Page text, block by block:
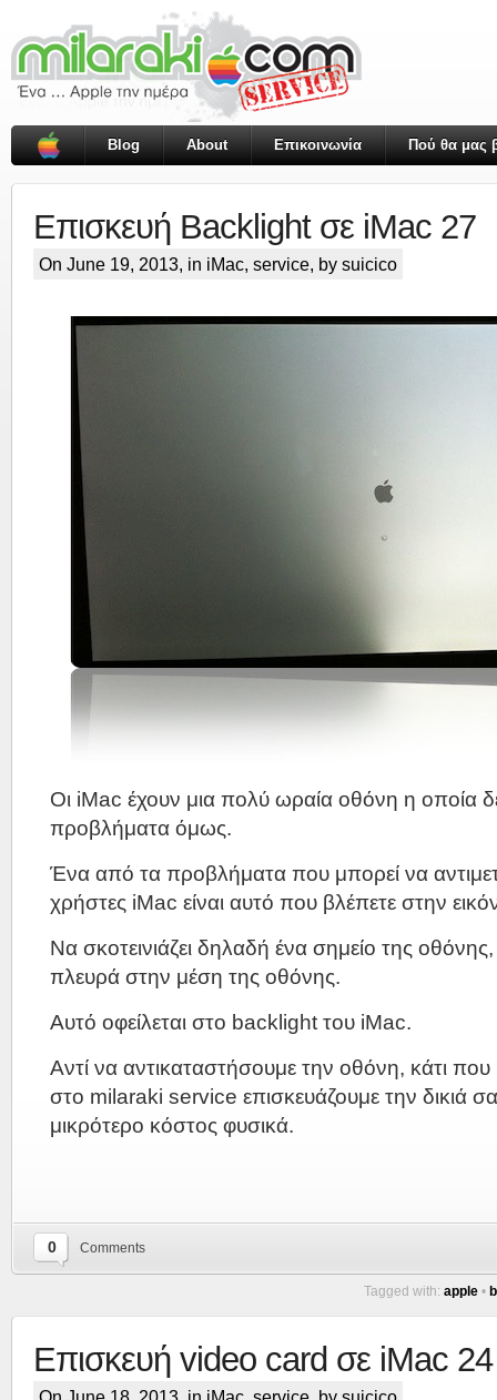
Blog About Επικοινωνία Πού θα μας
Επισκευή Backlight σε iMac 27
On June 19, 2013, in iMac, service, by suicico
Οι iMac έχουν μια πολύ ωραία οθόνη η οποία
προβλήματα όμως.
Ένα από τα προβλήματα που μπορεί να
χρήστες iMac είναι αυτό που βλέπετε στην
Να σκοτεινιάζει δηλαδή ένα σημείο της
πλευρά στην μέση της οθόνης.
Αυτό οφείλεται στο backlight του iMac.
Αντί να αντικαταστήσουμε την οθόνη, κάτι
στο milaraki service επισκευάζουμε την δικιά
μικρότερο κόστος φυσικά.
0 Comments
Tagged with: apple •
Επισκευή video card σε iMac 24